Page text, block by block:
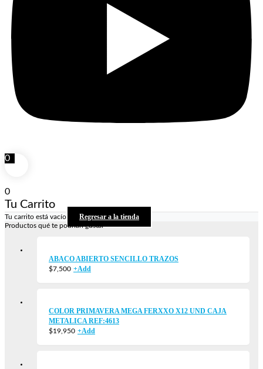
0
0
Tu Carrito
Tu carrito está vacío Regresar a la tienda
Productos qué te podrían gustar
ABACO ABIERTO SENCILLO TRAZOS
$7,500 +Add
COLOR PRIMAVERA MEGA FERXXO X12 UND CAJA
METALICA REF:4613
$19,950 +Add